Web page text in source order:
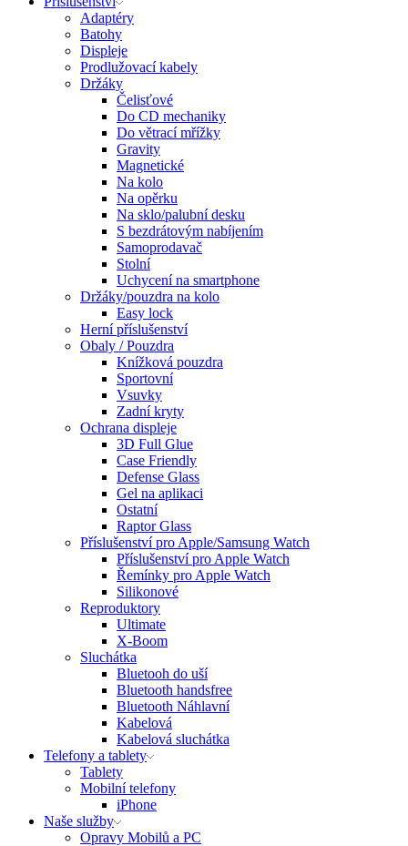
Adaptéry
Batohy
Displeje
Prodlužovací kabely
Držáky
Čelisťové
Do CD mechaniky
Do větrací mřížky
Gravity
Magnetické
Na kolo
Na opěrku
Na sklo/palubní desku
S bezdrátovým nabíjením
Samoprodavač
Stolní
Uchycení na smartphone
Držáky/pouzdra na kolo
Easy lock
Herní příslušenství
Obaly / Pouzdra
Knížková pouzdra
Sportovní
Vsuvky
Zadní kryty
Ochrana displeje
3D Full Glue
Case Friendly
Defense Glass
Gel na aplikaci
Ostatní
Raptor Glass
Příslušenství pro Apple/Samsung Watch
Příslušenství pro Apple Watch
Řemínky pro Apple Watch
Silikonové
Reproduktory
Ultimate
X-Boom
Sluchátka
Bluetooh do uší
Bluetooth handsfree
Bluetooth Náhlavní
Kabelová
Kabelová sluchátka
Telefony a tablety
Tablety
Mobilní telefony
iPhone
Naše služby
Opravy Mobilů a PC